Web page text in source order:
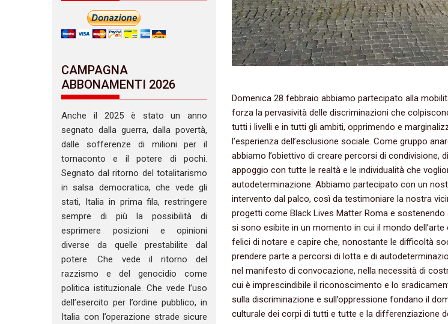
Domenica 28 febbraio abbiamo partecipato alla
forza la pervasività delle discriminazioni che
tutti i livelli e in tutti gli ambiti, opprimendo e
l’esperienza dell’esclusione sociale. Come gruppo
abbiamo l’obiettivo di creare percorsi di condivisione,
appoggio con tutte le realtà e le individualità che
autodeterminazione. Abbiamo partecipato con un
intervento dal palco, così da testimoniare la nostra
progetti come Black Lives Matter Roma e
si sono esibite in un momento in cui il mondo
felici di notare e capire che, nonostante le difficoltà
prendere parte a percorsi di lotta e di
nel manifesto di convocazione, nella necessità di
cui è imprescindibile il riconoscimento e lo
sulla discriminazione e sull’oppressione fondano il
culturale dei corpi di tutti e tutte e la differenziazione
CAMPAGNA
ABBONAMENTI 2026
Anche il 2025 è stato un anno
segnato dalla guerra, dalla povertà,
dalle sofferenze di milioni per il
tornaconto e il potere di pochi.
Segnato dal ritorno del totalitarismo
in salsa democratica, che vede gli
stati, Italia in prima fila, restringere
sempre di più la possibilità di
esprimere posizioni e opinioni
diverse da quelle prestabilite dal
potere. Che vede il ritorno del
razzismo e del genocidio come
politica istituzionale. Che vede l’uso
dell’esercito per l’ordine pubblico, in
Italia con l’operazione strade sicure